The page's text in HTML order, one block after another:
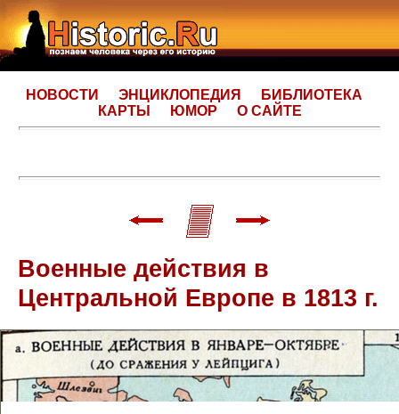
НОВОСТИ ЭНЦИКЛОПЕДИЯ
БИБЛИОТЕКА
КАРТЫ
ЮМОР О САЙТЕ
Военные действия в
Центральной Европе в 1813 г.